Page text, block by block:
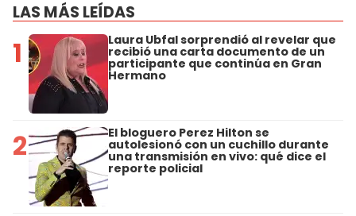
LAS MÁS LEÍDAS
1 Laura Ubfal sorprendió al revelar que
recibió una carta documento de un
participante que continúa en Gran
Hermano
2 El bloguero Perez Hilton se
autolesionó con un cuchillo durante
una transmisión en vivo: qué dice el
reporte policial